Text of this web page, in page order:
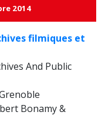
2014
filmiques et
And Public
Bonamy &